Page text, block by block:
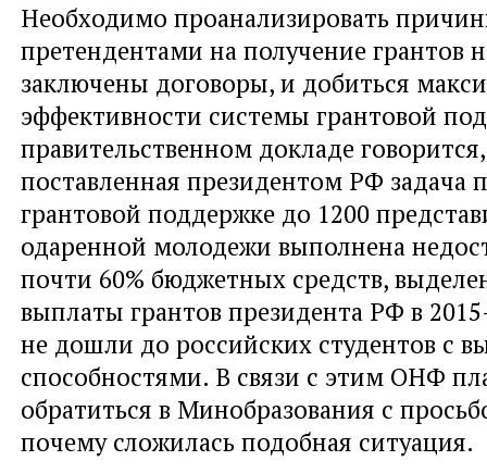
Необходимо проанализировать
претендентами на получение грантов
заключены договоры, и добиться
эффективности системы грантовой
правительственном докладе
поставленная президентом РФ задача
грантовой поддержке до 1200
одаренной молодежи выполнена
почти 60% бюджетных средств,
выплаты грантов президента РФ в
не дошли до российских студентов с
способностями. В связи с этим ОНФ
обратиться в Минобразования с
почему сложилась подобная ситуация.